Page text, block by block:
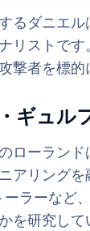
るダニエ
リストで
撃者を標的
ギュル
ローラン
アリングを
ーラーなど
を研究して